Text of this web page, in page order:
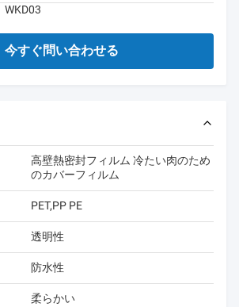
WKD03
今すぐ問い合わせる
高壁熱密封フィルム 冷たい肉のため
のカバーフィルム
PET,PP PE
透明性
防水性
柔らかい